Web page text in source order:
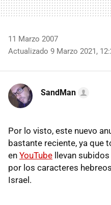
11 Marzo 2007
Actualizado 9 Marzo 2021,
SandMan
Por lo visto, este nuevo
bastante reciente, ya que
en YouTube llevan
por los caracteres
Israel.